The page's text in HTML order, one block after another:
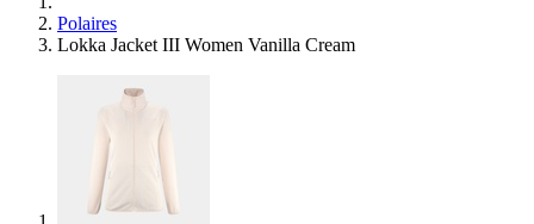
Polaires
Lokka Jacket III Women Vanilla Cream